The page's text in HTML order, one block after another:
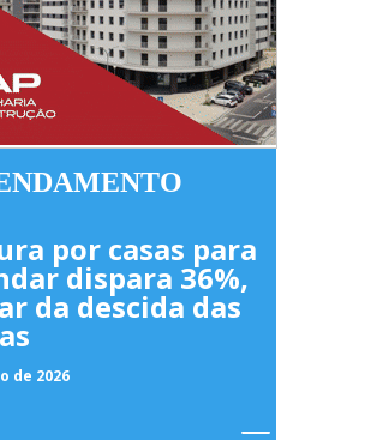
por casas para
dispara 36%,
da descida das
de 2026